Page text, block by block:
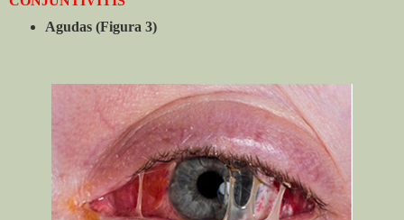
Agudas (Figura 3)